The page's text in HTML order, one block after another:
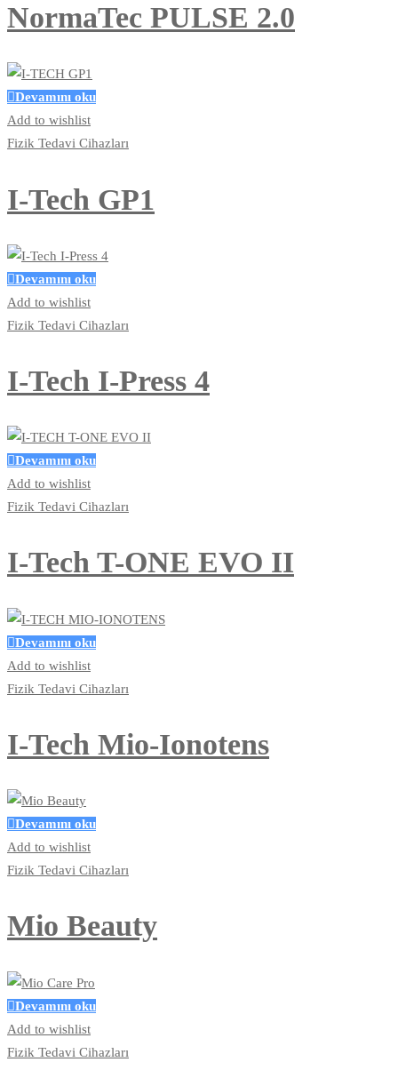
NormaTec PULSE 2.0
Devamını oku
Add to wishlist
Fizik Tedavi Cihazları
I-Tech GP1
Devamını oku
Add to wishlist
Fizik Tedavi Cihazları
I-Tech I-Press 4
Devamını oku
Add to wishlist
Fizik Tedavi Cihazları
I-Tech T-ONE EVO II
Devamını oku
Add to wishlist
Fizik Tedavi Cihazları
I-Tech Mio-Ionotens
Devamını oku
Add to wishlist
Fizik Tedavi Cihazları
Mio Beauty
Devamını oku
Add to wishlist
Fizik Tedavi Cihazları